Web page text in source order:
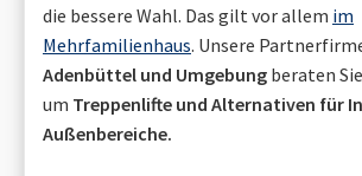
die bessere Wahl. Das gilt vor allem im
Mehrfamilienhaus. Unsere
Adenbüttel und Umgebung beraten
um Treppenlifte und Alternativen für
Außenbereiche.